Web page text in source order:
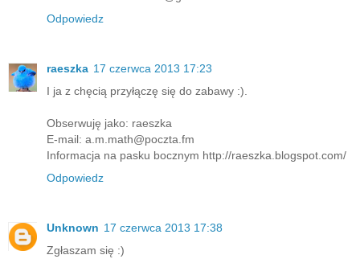
Odpowiedz
raeszka 17 czerwca 2013 17:23
I ja z chęcią przyłączę się do zabawy :).
Obserwuję jako: raeszka
E-mail: a.m.math@poczta.fm
Informacja na pasku bocznym http://raeszka.blogspot.com/
Odpowiedz
Unknown 17 czerwca 2013 17:38
Zgłaszam się :)